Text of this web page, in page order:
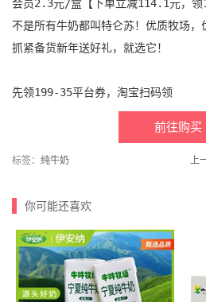
会员2.3元/盒【下单立减114.1元，
不是所有牛奶都叫特仑苏！优质牧场
抓紧备货新年送好礼，就选它！
前往购买
标签： 纯牛奶 上
你可能还喜欢